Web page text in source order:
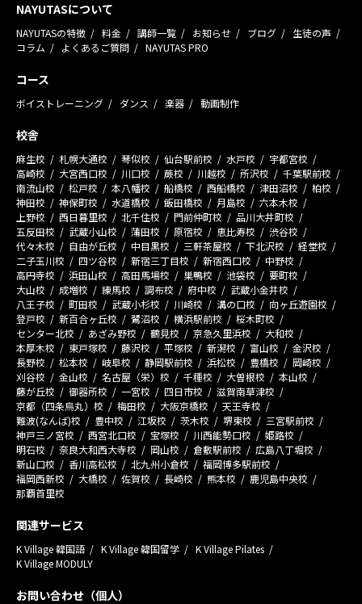
NAYUTASについて
NAYUTASの特徴 料金 講師一覧 お知らせ ブログ
生徒の声
コラム
よくあるご質問 NAYUTAS PRO
コース
ボイストレーニング ダンス 楽器 動画制作
校舎
麻生校 札幌大通校 琴似校 仙台駅前校 水戸校
宇都宮校
高崎校
大宮西口校 川口校 蕨校 川越校 所沢校
千葉駅前校
南流山校
松戸校 本八幡校 船橋校 西船橋校 津田沼校
柏校
神田校
神保町校 水道橋校 飯田橋校 月島校
六本木校
上野校
西日暮里校 北千住校 門前仲町校
品川大井町校
五反田校
武蔵小山校 蒲田校 原宿校 恵比寿校
渋谷校
代々木校
自由が丘校 中目黒校 三軒茶屋校 下北沢校
経堂校
二子玉川校
四ツ谷校 新宿三丁目校 新宿西口校
中野校
高円寺校
浜田山校 高田馬場校 巣鴨校 池袋校
要町校
大山校
成増校 練馬校 調布校 府中校
武蔵小金井校
八王子校
町田校 武蔵小杉校 川崎校 溝の口校
向ヶ丘遊園校
登戸校
新百合ヶ丘校 鷺沼校 横浜駅前校
桜木町校
センター北校
あざみ野校 鶴見校 京急久里浜校
大和校
本厚木校
東戸塚校 藤沢校 平塚校 新潟校 富山校
金沢校
長野校
松本校 岐阜校 静岡駅前校 浜松校 豊橋校
岡崎校
刈谷校
金山校 名古屋（栄）校 千種校 大曽根校
本山校
藤が丘校
御器所校 一宮校 四日市校
滋賀南草津校
京都（四条烏丸）校
梅田校 大阪京橋校
天王寺校
難波(なんば)校
豊中校 江坂校 茨木校 堺東校
三宮駅前校
神戸三ノ宮校
西宮北口校 宝塚校 川西能勢口校
姫路校
明石校
奈良大和西大寺校 岡山校 倉敷駅前校
広島八丁堀校
新山口校
香川高松校 北九州小倉校
福岡博多駅前校
福岡西新校
大橋校 佐賀校 長崎校 熊本校
鹿児島中央校
那覇首里校
関連サービス
K Village 韓国語 K Village 韓国留学
K Village Pilates
K Village MODULY
お問い合わせ（個人）